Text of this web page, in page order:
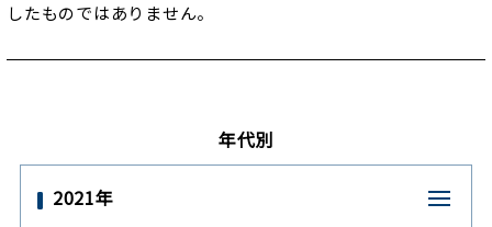
したものではありません。
年代別
2021年